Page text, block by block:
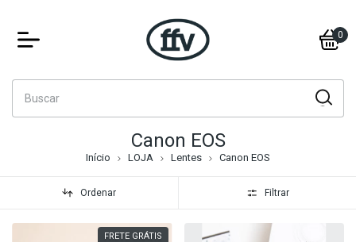
0
Canon EOS
Início LOJA Lentes Canon EOS
Ordenar Filtrar
FRETE GRÁTIS